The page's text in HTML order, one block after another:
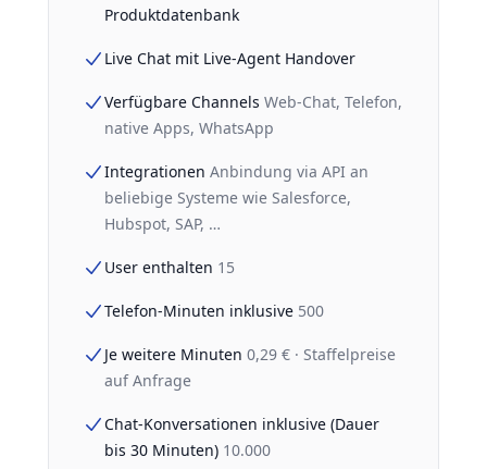
Produktdatenbank
Live Chat mit Live-Agent Handover
Verfügbare Channels Web-Chat, Telefon,
native Apps, WhatsApp
Integrationen Anbindung via API an
beliebige Systeme wie Salesforce,
Hubspot, SAP, …
User enthalten 15
Telefon-Minuten inklusive 500
Je weitere Minuten 0,29 € · Staffelpreise
auf Anfrage
Chat-Konversationen inklusive (Dauer
bis 30 Minuten) 10.000